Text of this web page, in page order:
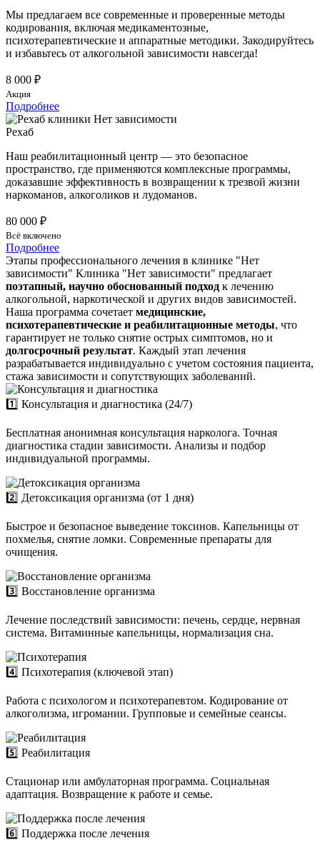
Мы предлагаем все современные и проверенные методы
кодирования, включая медикаментозные,
психотерапевтические и аппаратные методики. Закодируйтесь
и избавьтесь от алкогольной зависимости навсегда!
8 000 ₽
Акция
Подробнее
Рехаб
Наш реабилитационный центр — это безопасное
пространство, где применяются комплексные программы,
доказавшие эффективность в возвращении к трезвой жизни
наркоманов, алкоголиков и лудоманов.
80 000 ₽
Всё включено
Подробнее
Этапы профессионального лечения в клинике "Нет
зависимости" Клиника "Нет зависимости" предлагает
поэтапный, научно обоснованный подход к лечению
алкогольной, наркотической и других видов зависимостей.
Наша программа сочетает медицинские,
психотерапевтические и реабилитационные методы, что
гарантирует не только снятие острых симптомов, но и
долгосрочный результат. Каждый этап лечения
разрабатывается индивидуально с учетом состояния пациента,
стажа зависимости и сопутствующих заболеваний.
1️⃣ Консультация и диагностика (24/7)
Бесплатная анонимная консультация нарколога. Точная
диагностика стадии зависимости. Анализы и подбор
индивидуальной программы.
2️⃣ Детоксикация организма (от 1 дня)
Быстрое и безопасное выведение токсинов. Капельницы от
похмелья, снятие ломки. Современные препараты для
очищения.
3️⃣ Восстановление организма
Лечение последствий зависимости: печень, сердце, нервная
система. Витаминные капельницы, нормализация сна.
4️⃣ Психотерапия (ключевой этап)
Работа с психологом и психотерапевтом. Кодирование от
алкоголизма, игромании. Групповые и семейные сеансы.
5️⃣ Реабилитация
Стационар или амбулаторная программа. Социальная
адаптация. Возвращение к работе и семье.
6️⃣ Поддержка после лечения